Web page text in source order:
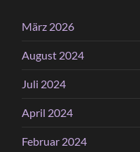
März 2026
August 2024
Juli 2024
April 2024
Februar 2024